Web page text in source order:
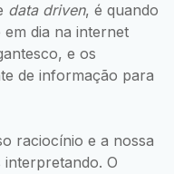
data driven, é quando
em dia na internet
e os
de informação para
raciocínio e a nossa
interpretando. O